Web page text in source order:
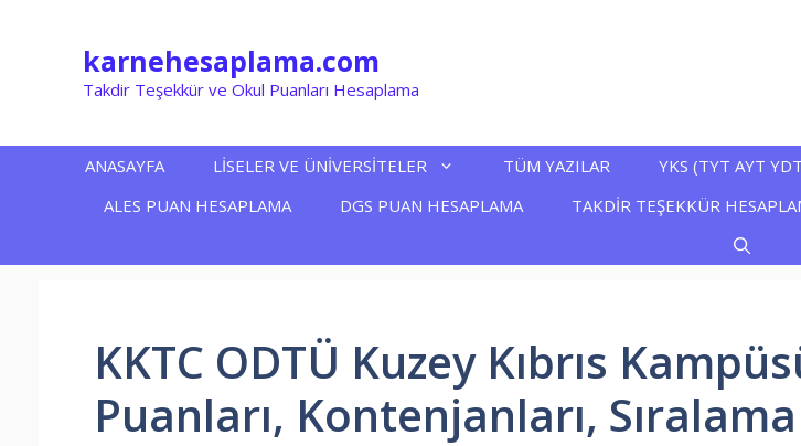
karnehesaplama.com
Takdir Teşekkür ve Okul Puanları Hesaplama
ANASAYFA LİSELER VE ÜNİVERSİTELER TÜM YAZILAR YKS (TYT AYT
ALES PUAN HESAPLAMA
DGS PUAN HESAPLAMA TAKDİR TEŞEKKÜR
KKTC ODTÜ Kuzey Kıbrıs
Puanları, Kontenjanları, Sıralama